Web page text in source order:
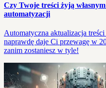
Czy Twoje treści żyją
automatyzacji
Automatyczna aktualizacja
naprawdę daje Ci przewagę w
zanim zostaniesz w tyle!